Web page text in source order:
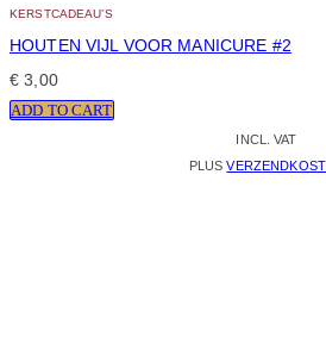
KERSTCADEAU’S
HOUTEN VIJL VOOR MANICURE #2
€ 3,00
ADD TO CART
INCL. VAT
PLUS